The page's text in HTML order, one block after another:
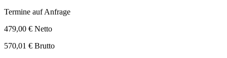
Termine auf Anfrage
479,00 € Netto
570,01 € Brutto